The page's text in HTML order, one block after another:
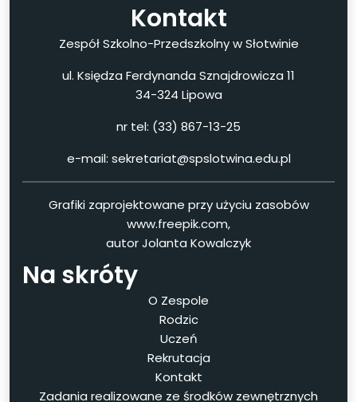
Kontakt
Zespół Szkolno-Przedszkolny w Słotwinie
ul. Księdza Ferdynanda Sznajdrowicza 11
34-324 Lipowa
nr tel: (33) 867-13-25
e-mail: sekretariat@spslotwina.edu.pl
Grafiki zaprojektowane przy użyciu zasobów
www.freepik.com,
autor Jolanta Kowalczyk
Na skróty
O Zespole
Rodzic
Uczeń
Rekrutacja
Kontakt
Zadania realizowane ze środków zewnętrznych